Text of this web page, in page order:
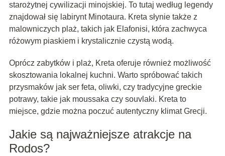
starożytnej cywilizacji minojskiej. To tutaj według legendy
znajdował się labirynt Minotaura. Kreta słynie także z
malowniczych plaż, takich jak Elafonisi, która zachwyca
różowym piaskiem i krystalicznie czystą wodą.
Oprócz zabytków i plaż, Kreta oferuje również możliwość
skosztowania lokalnej kuchni. Warto spróbować takich
przysmaków jak ser feta, oliwki, czy tradycyjne greckie
potrawy, takie jak moussaka czy souvlaki. Kreta to
miejsce, gdzie można poczuć autentyczny klimat Grecji.
Jakie są najważniejsze atrakcje na
Rodos?